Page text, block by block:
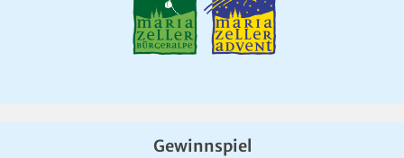
Gewinnspiel